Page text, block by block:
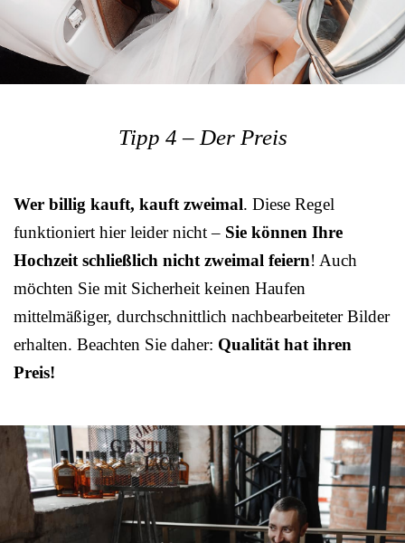
Tipp 4 – Der Preis
Wer billig kauft, kauft zweimal. Diese Regel
funktioniert hier leider nicht – Sie können Ihre
Hochzeit schließlich nicht zweimal feiern! Auch
möchten Sie mit Sicherheit keinen Haufen
mittelmäßiger, durchschnittlich nachbearbeiteter Bilder
erhalten. Beachten Sie daher: Qualität hat ihren
Preis!